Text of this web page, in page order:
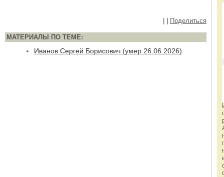
Поделиться
МАТЕРИАЛЫ ПО ТЕМЕ:
Иванов Сергей Борисович (умер 26.06.2026)